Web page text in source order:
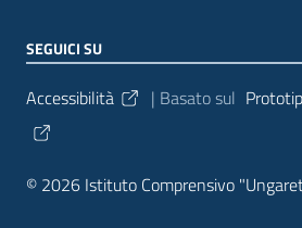
SEGUICI SU
Sezione Link Utili
Accessibilità | Basato sul
© 2026 Istituto Comprensivo